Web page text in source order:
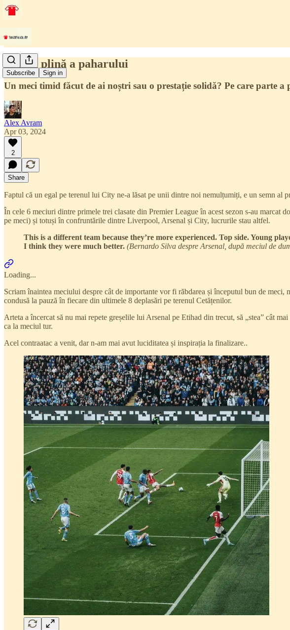
Subscribe Sign in
Partea plină a paharului
Un meci timid făcut de ai noștri sau o prestație solidă? Pe care parte
Alex Avram
Apr 03, 2024
2
Share
Faptul că un egal pe terenul lui City ne-a lăsat pe unii dintre noi nemulțumiți, e un semn al
În cele 6 meciuri dintre primele trei clasate din Premier League în acest sezon s-au
pe meci) și totuși în confruntările dintre Liverpool, Arsenal și City, lucrurile stau altfel.
This is a different team because they’re more experienced. Top side. Young
I think they were much better. (Bernardo Silva despre Arsenal, după meciul de
Loading...
Scriam înaintea meciului despre cât de importante vor fi răbdarea și începutul bun de
condusă la pauză în fiecare din ultimele 8 deplasări pe terenul Cetățenilor.
Arteta a încercat să nu mai repete greșelile lui Arsenal pe Etihad din trecut, să „stea” cât
ca la meciul tur.
Acel contraatac a venit, dar n-am mai avut luciditatea și inspirația la finalizare..